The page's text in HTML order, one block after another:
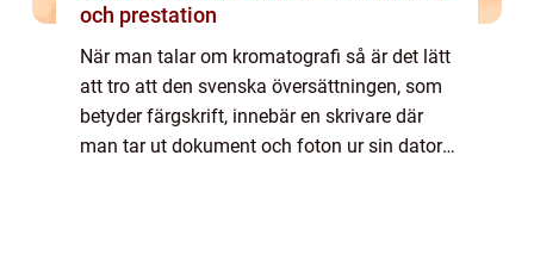
och prestation
När man talar om kromatografi så är det lätt
att tro att den svenska översättningen, som
betyder färgskrift, innebär en skrivare där
man tar ut dokument och foton ur sin dator.